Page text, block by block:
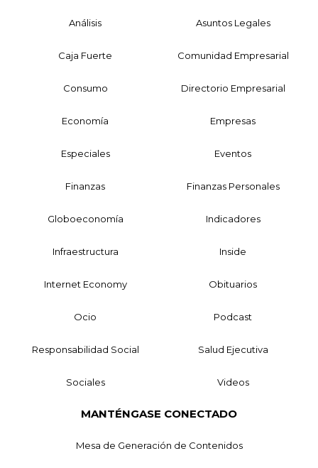
Análisis Asuntos Legales
Caja Fuerte Comunidad Empresarial
Consumo Directorio Empresarial
Economía Empresas
Especiales Eventos
Finanzas Finanzas Personales
Globoeconomía Indicadores
Infraestructura Inside
Internet Economy Obituarios
Ocio Podcast
Responsabilidad Social Salud Ejecutiva
Sociales Videos
MANTÉNGASE CONECTADO
Mesa de Generación de Contenidos